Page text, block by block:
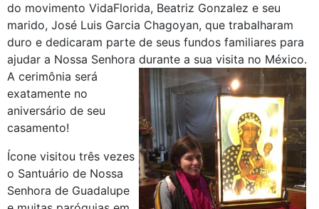
do movimento VidaFlorida, Beatriz Gonzalez e seu
marido, José Luis Garcia Chagoyan, que trabalharam
duro e dedicaram parte de seus fundos familiares para
ajudar a Nossa Senhora durante a sua visita no México.
A cerimônia será
exatamente no
aniversário de seu
casamento!
Ícone visitou três vezes
o Santuário de Nossa
Senhora de Guadalupe